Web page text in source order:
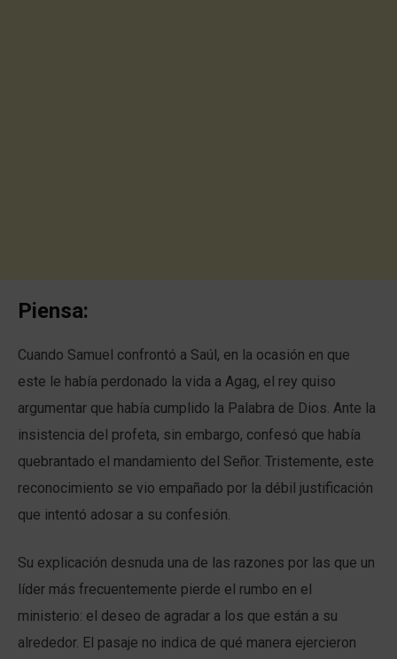
Piensa:
Cuando Samuel confrontó a Saúl, en la ocasión en que
este le había perdonado la vida a Agag, el rey quiso
argumentar que había cumplido la Palabra de Dios. Ante la
insistencia del profeta, sin embargo, confesó que había
quebrantado el mandamiento del Señor. Tristemente, este
reconocimiento se vio empañado por la débil justificación
que intentó adosar a su confesión.
Su explicación desnuda una de las razones por las que un
líder más frecuentemente pierde el rumbo en el
ministerio: el deseo de agradar a los que están a su
alrededor. El pasaje no indica de qué manera ejercieron